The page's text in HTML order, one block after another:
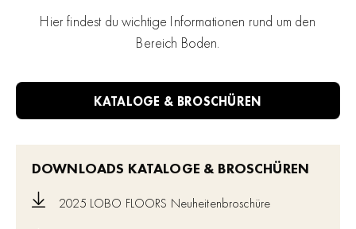
Hier findest du wichtige Informationen rund um den
Bereich Boden.
KATALOGE & BROSCHÜREN
DOWNLOADS KATALOGE & BROSCHÜREN
2025 LOBO FLOORS Neuheitenbroschüre